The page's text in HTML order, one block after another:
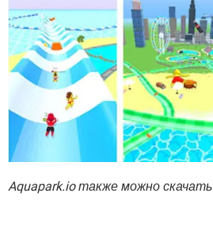
Aquapark.io также можно скачать